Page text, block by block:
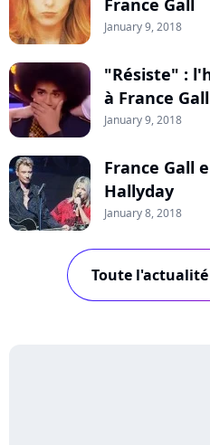
France Gall
January 9, 2018
"Résiste" :
à France Gall
January 9, 2018
France Gall
Hallyday
January 8, 2018
Toute l'actualité